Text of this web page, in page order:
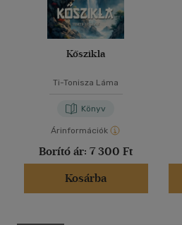
Kőszikla
Ti-Tonisza Láma
Könyv
Árinformációk
Borító ár: 7 300 Ft
Kosárba